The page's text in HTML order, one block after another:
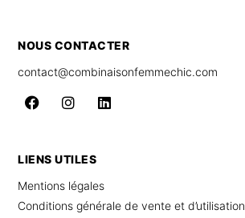
NOUS CONTACTER
contact@combinaisonfemmechic.com
LIENS UTILES
Mentions légales
Conditions générale de vente et d’utilisation